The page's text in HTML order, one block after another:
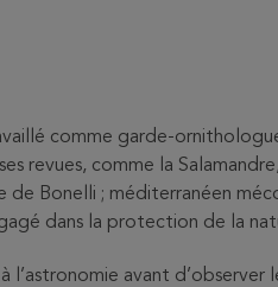
comme garde-
revues, comme la
Bonelli ; méditerranéen
dans la protection de la
l’astronomie avant